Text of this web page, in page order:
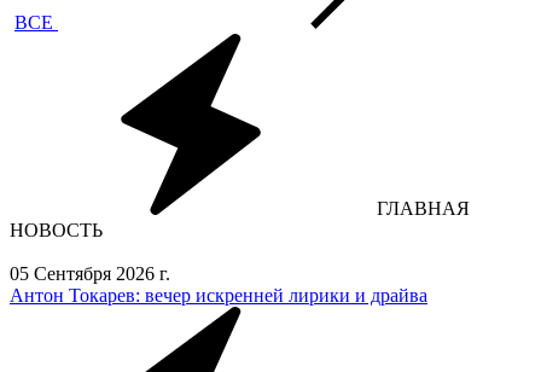
ВСЕ
ГЛАВНАЯ
НОВОСТЬ
05 Сентября 2026 г.
Антон Токарев: вечер искренней лирики и драйва